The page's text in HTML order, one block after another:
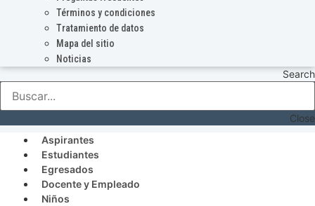
Términos y condiciones
Tratamiento de datos
Mapa del sitio
Noticias
Search
Close
Aspirantes
Estudiantes
Egresados
Docente y Empleado
Niños